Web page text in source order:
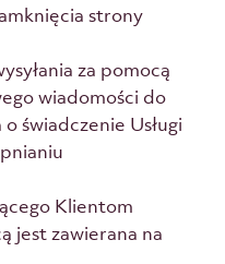
strony
za pomocą
wiadomości do
świadczenie Usługi
Klientom
jest zawierana na